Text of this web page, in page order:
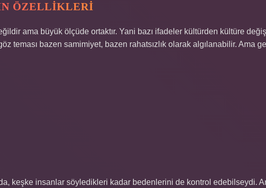
ÖZELLIKLERI
ama büyük ölçüde ortaktır. Yani bazı ifadeler kültürden kültüre
teması bazen samimiyet, bazen rahatsızlık olarak algılanabilir. Ama
keşke insanlar söyledikleri kadar bedenlerini de kontrol edebilseydi.